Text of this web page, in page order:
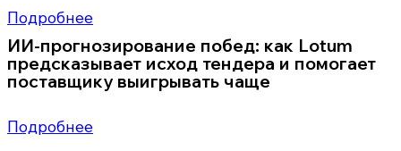
Подробнее
ИИ-прогнозирование побед: как Lotum
предсказывает исход тендера и помогает
поставщику выигрывать чаще
Подробнее